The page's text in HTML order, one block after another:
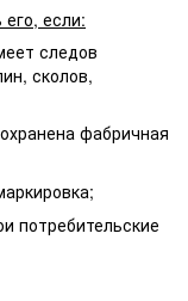
если:
следов
сколов,
фабричная
потребительские